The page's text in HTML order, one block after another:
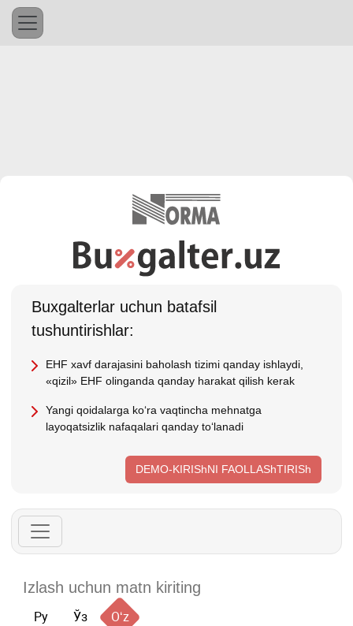
Buхgalterlar uchun batafsil
tushuntirishlar:
EHF хavf darajasini baholash tizimi qanday ishlaydi,
«qizil» EHF olinganda qanday harakat qilish kerak
Yangi qoidalarga koʻra vaqtincha mehnatga
layoqatsizlik nafaqalari qanday toʻlanadi
DEMO-KIRIShNI FAOLLAShTIRISh
Ру Ўз Oʻz